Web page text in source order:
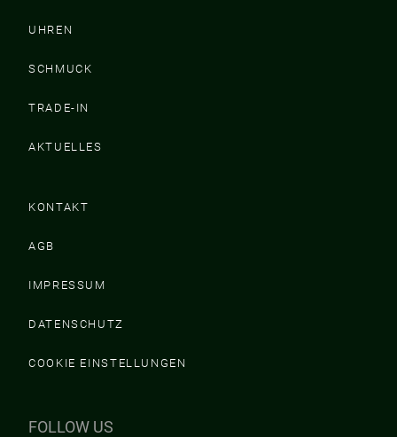
UHREN
SCHMUCK
TRADE-IN
AKTUELLES
KONTAKT
AGB
IMPRESSUM
DATENSCHUTZ
COOKIE EINSTELLUNGEN
FOLLOW US